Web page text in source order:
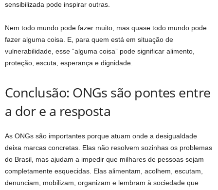
sensibilizada pode inspirar outras.
Nem todo mundo pode fazer muito, mas quase todo mundo pode
fazer alguma coisa. E, para quem está em situação de
vulnerabilidade, esse “alguma coisa” pode significar alimento,
proteção, escuta, esperança e dignidade.
Conclusão: ONGs são pontes entre
a dor e a resposta
As ONGs são importantes porque atuam onde a desigualdade
deixa marcas concretas. Elas não resolvem sozinhas os problemas
do Brasil, mas ajudam a impedir que milhares de pessoas sejam
completamente esquecidas. Elas alimentam, acolhem, escutam,
denunciam, mobilizam, organizam e lembram à sociedade que